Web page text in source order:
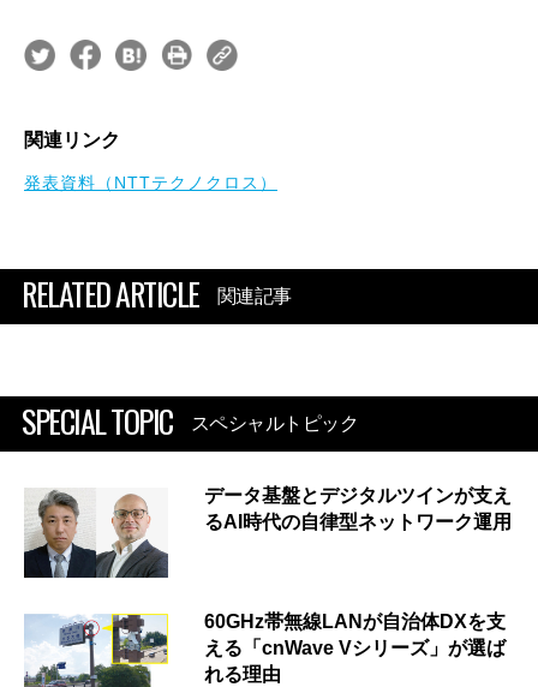
関連リンク
発表資料（NTTテクノクロス）
RELATED ARTICLE 関連記事
SPECIAL TOPIC スペシャルトピック
データ基盤とデジタルツインが支え
るAI時代の自律型ネットワーク運用
60GHz帯無線LANが自治体DXを支
える「cnWave Vシリーズ」が選ば
れる理由